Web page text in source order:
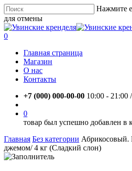
Skip
to
main
content
Нажмите
для отмены
Close
Search
account
0
Главная страница
Магазин
О нас
Контакты
+7 (000) 000-00-00 10:00 - 21:00
0
товар был успешно добавлен в
Главная Без категории Абрикосовый.
джемом/ 4 кг (Cладкий слон)